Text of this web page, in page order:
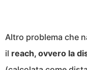
Altro problema che
il reach, ovvero la